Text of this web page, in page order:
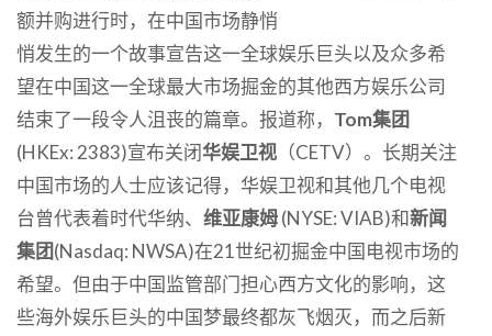
额并购进行时，在中国市场静悄
悄发生的一个故事宣告这一全球娱乐巨头以及众多希
望在中国这一全球最大市场掘金的其他西方娱乐公司
结束了一段令人沮丧的篇章。报道称， Tom集团
(HKEx: 2383)宣布关闭华娱卫视 （CETV）。长期关注
中国市场的人士应该记得，华娱卫视和其他几个电视
台曾代表着时代华纳、 维亚康姆(NYSE: VIAB)和新闻
集团(Nasdaq: NWSA)在21世纪初掘金中国电视市场的
希望。但由于中国监管部门担心西方文化的影响，这
些海外娱乐巨头的中国梦最终都灰飞烟灭，而之后新